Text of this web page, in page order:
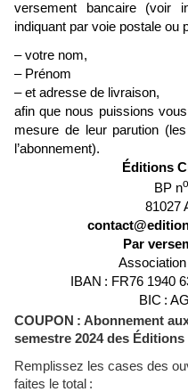
versement bancaire (voir
indiquant par voie postale ou
– votre nom,
– Prénom
– et adresse de livraison,
afin que nous puissions
mesure de leur parution
l’abonnement).
Éditions
BP no
81027
Par
IBAN : FR76 1940
BIC :
COUPON : Abonnement
semestre 2024 des
Remplissez les cases des
faites le total :